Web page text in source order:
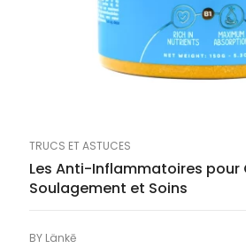
TRUCS ET ASTUCES
Les Anti-Inflammatoires pour
Soulagement et Soins
BY Länkē